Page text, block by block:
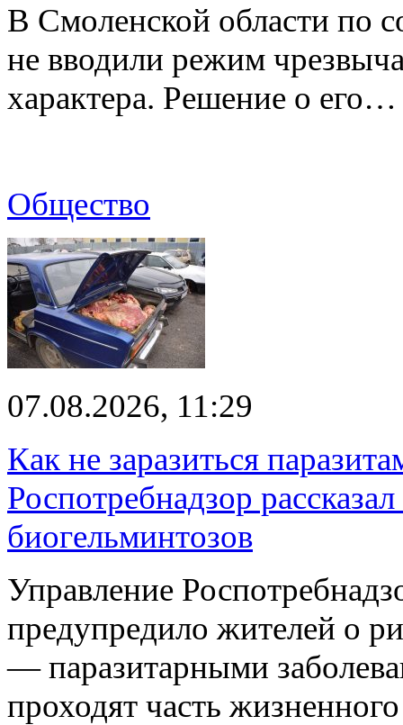
В Смоленской области по
не вводили режим
характера. Решение о его…
Общество
07.08.2026, 11:29
Как не заразиться
Роспотребнадзор
биогельминтозов
Управление
предупредило жителей о
— паразитарными
проходят часть